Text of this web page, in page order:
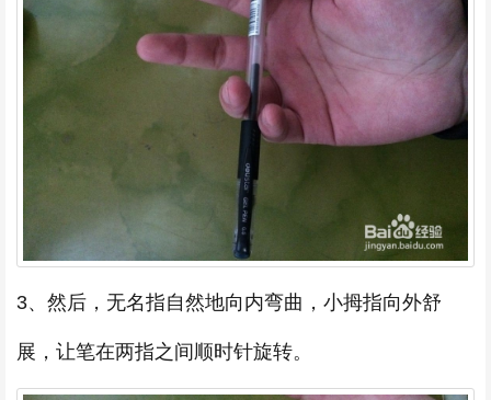
3、然后，无名指自然地向内弯曲，小拇指向外舒
展，让笔在两指之间顺时针旋转。